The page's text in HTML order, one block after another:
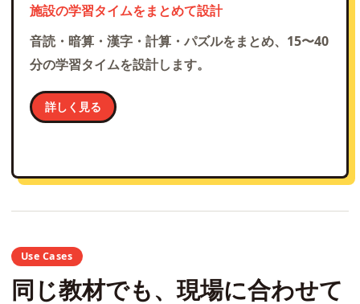
施設の学習タイムをまとめて設計
音読・暗算・漢字・計算・パズルをまとめ、15〜40
分の学習タイムを設計します。
詳しく見る
Use Cases
同じ教材でも、現場に合わせて